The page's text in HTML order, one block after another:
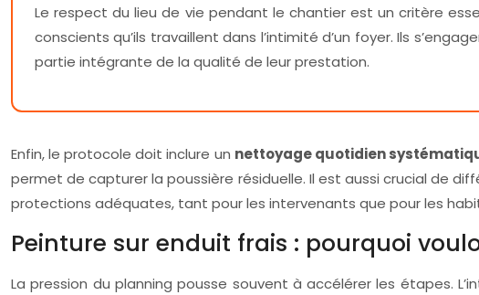
Le respect du lieu de vie pendant le chantier est un critère
conscients qu’ils travaillent dans l’intimité d’un foyer. Ils
partie intégrante de la qualité de leur prestation.
Enfin, le protocole doit inclure un nettoyage quotidien
permet de capturer la poussière résiduelle. Il est aussi crucial de
protections adéquates, tant pour les intervenants que pour les
Peinture sur enduit frais : pourquoi
La pression du planning pousse souvent à accélérer les étapes.